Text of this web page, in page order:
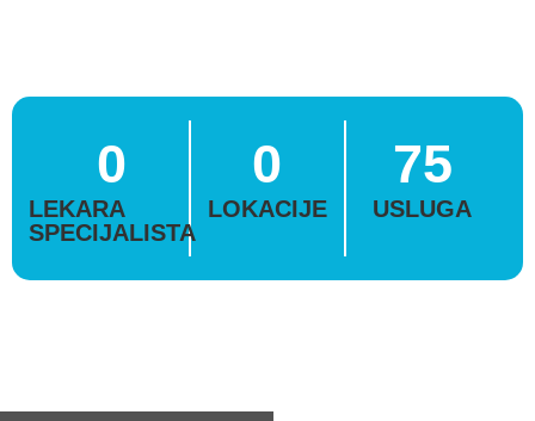
LEKARA
SPECIJALISTA
0
LOKACIJE
0
USLUGA
75